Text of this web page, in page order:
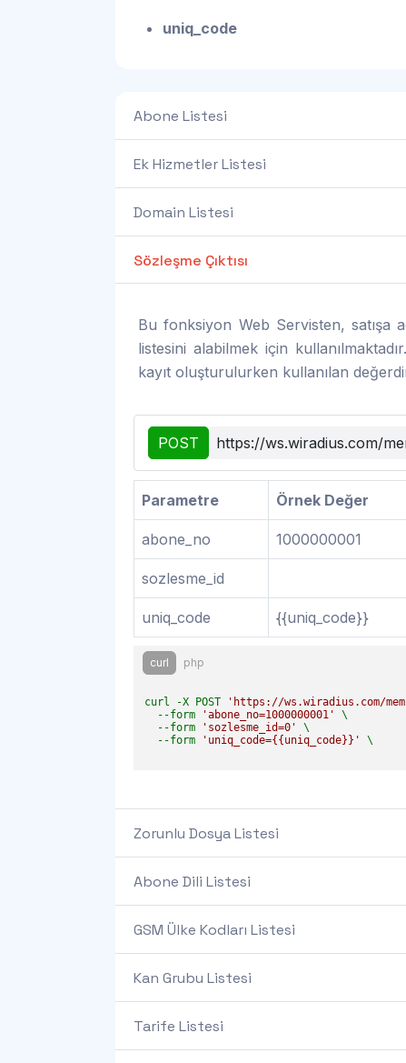
uniq_code
Abone Listesi
Ek Hizmetler Listesi
Domain Listesi
Sözleşme Çıktısı
Bu fonksiyon Web Servisten, satışa
listesini alabilmek için
kayıt oluşturulurken kullanılan
POST https://ws.wiradius.com/
Parametre Örnek Değer
abone_no 1000000001
sozlesme_id
uniq_code {{uniq_code}}
curl php
curl -X POST 'https://ws.wiradius.com/
  --form
'abone_no=1000000001'
\
  --form
'sozlesme_id=0'
\
  --form
'uniq_code={{uniq_code}}' \
Zorunlu Dosya Listesi
Abone Dili Listesi
GSM Ülke Kodları Listesi
Kan Grubu Listesi
Tarife Listesi